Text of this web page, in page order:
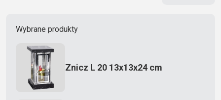
Wybrane produkty
Znicz L 20 13x13x24 cm